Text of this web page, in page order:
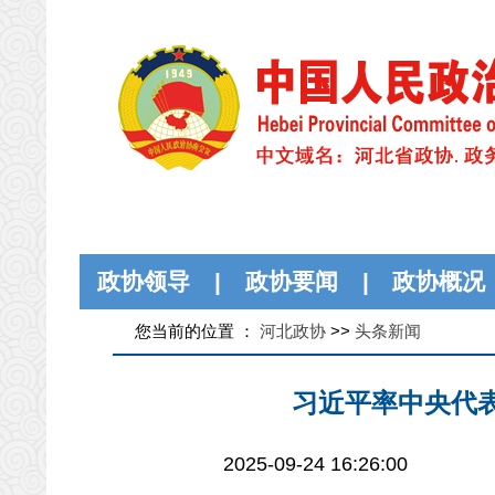
政协领导 | 政协要闻 | 政协概况
您当前的位置 ： 河北政协 >> 头条新闻
习近平率中央代
2025-09-24 16:26:00